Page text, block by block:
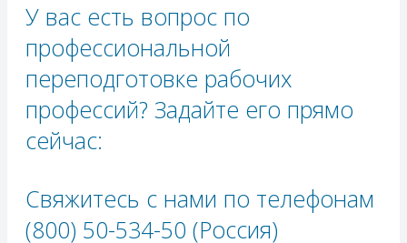
У вас есть вопрос по
профессиональной
переподготовке рабочих
профессий? Задайте его прямо
сейчас:
Свяжитесь с нами по телефонам
(800) 50-534-50 (Россия)